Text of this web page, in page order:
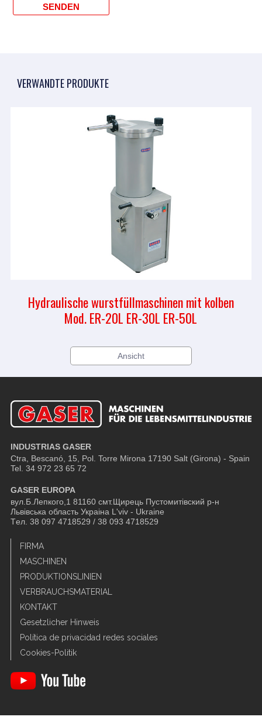
VERWANDTE PRODUKTE
Hydraulische wurstfüllmaschinen mit kolben
Mod. ER-20L ER-30L ER-50L
Ansicht
INDUSTRIAS GASER
Ctra, Bescanó, 15, Pol. Torre Mirona 17190 Salt (Girona) - Spain
Tel. 34 972 23 65 72
GASER EUROPA
вул.Б.Лепкого,1 81160 смт.Щирець Пустомитівский р-н
Львівська область Украіна L'viv - Ukraine
Tел. 38 097 4718529 / 38 093 4718529
FIRMA
MASCHINEN
PRODUKTIONSLINIEN
VERBRAUCHSMATERIAL
KONTAKT
Gesetzlicher Hinweis
Política de privacidad redes sociales
Cookies-Politik